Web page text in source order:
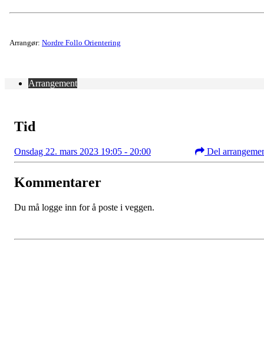
Arrangør: Nordre Follo Orientering
Arrangement
Tid
Onsdag 22. mars 2023 19:05 - 20:00 Del
Kommentarer
Du må logge inn for å poste i veggen.